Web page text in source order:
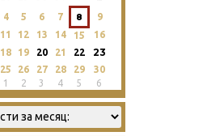
4 5 6 7 8
9
11 12 13 14 15
16
18 19 20 21 22 23
25 26 27 28 29
30
1 2 3 4 5 6